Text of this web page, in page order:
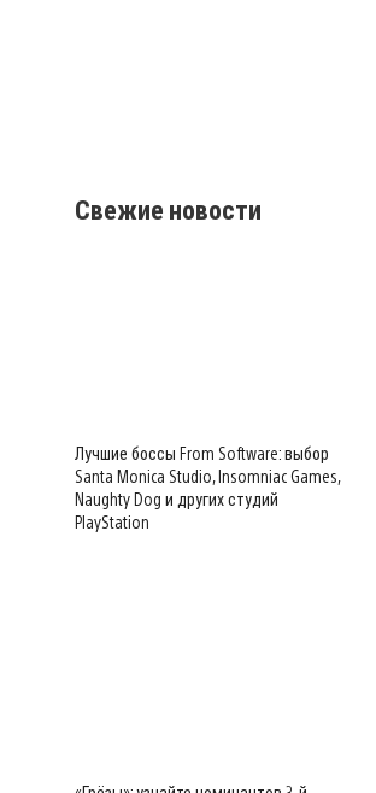
Свежие новости
Лучшие боссы From Software: выбор
Santa Monica Studio, Insomniac Games,
Naughty Dog и других студий
PlayStation